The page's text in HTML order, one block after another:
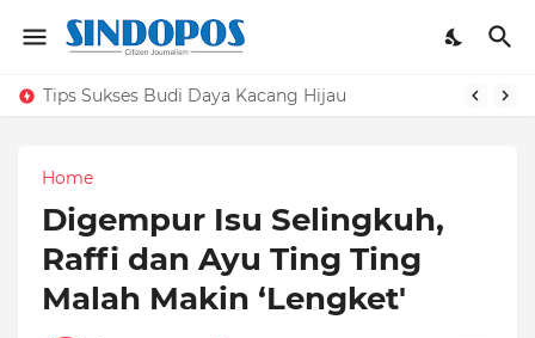
Tips Sukses Budi Daya Kacang Hijau
Home
Digempur Isu Selingkuh,
Raffi dan Ayu Ting Ting
Malah Makin ‘Lengket'